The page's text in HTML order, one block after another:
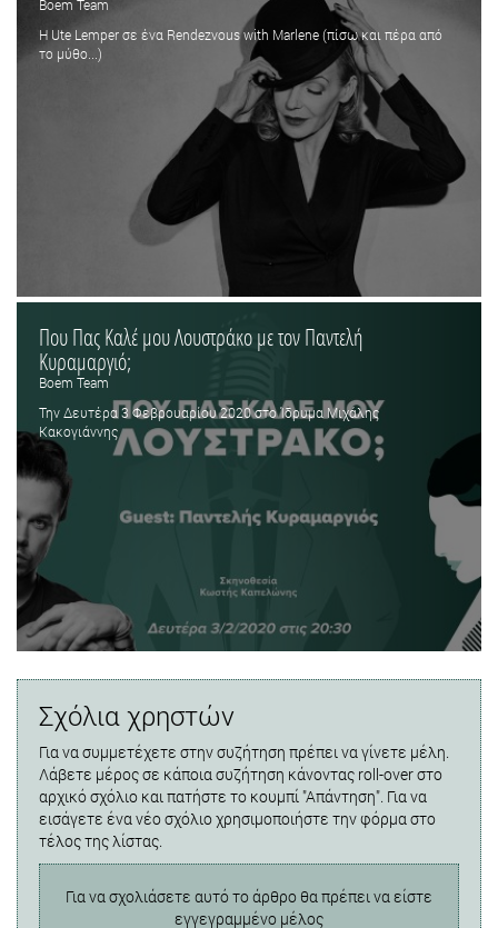
Boem Team
Η Ute Lemper σε ένα Rendezvous with Marlene (πίσω και πέρα από
το μύθο...)
Που Πας Καλέ μου Λουστράκο με τον Παντελή
Κυραμαργιό;
Boem Team
Την Δευτέρα 3 Φεβρουαρίου 2020 στο Ίδρυμα Μιχάλης
Κακογιάννης
Σχόλια χρηστών
Για να συμμετέχετε στην συζήτηση πρέπει να γίνετε μέλη.
Λάβετε μέρος σε κάποια συζήτηση κάνοντας roll-over στο
αρχικό σχόλιο και πατήστε το κουμπί "Απάντηση". Για να
εισάγετε ένα νέο σχόλιο χρησιμοποιήστε την φόρμα στο
τέλος της λίστας.
Για να σχολιάσετε αυτό το άρθρο θα πρέπει να είστε
εγγεγραμμένο μέλος